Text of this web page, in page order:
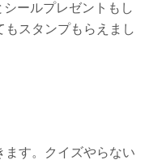
ールプレゼントもし
スタンプもらえまし
ます。クイズやらない